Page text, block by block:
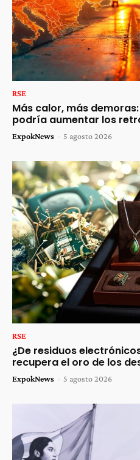
RSE
Más calor, más
podría aumentar los
ExpokNews - 5 agosto 2026
RSE
¿De residuos
recupera el oro de los
ExpokNews - 5 agosto 2026